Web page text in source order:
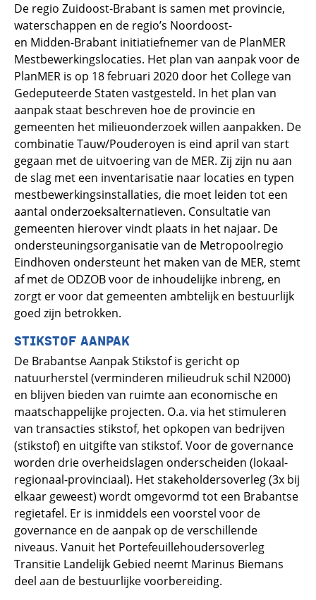
De regio Zuidoost-Brabant is samen met provincie,
waterschappen en de regio’s Noordoost-
en Midden-Brabant initiatiefnemer van de PlanMER
Mestbewerkingslocaties. Het plan van aanpak voor de
PlanMER is op 18 februari 2020 door het College van
Gedeputeerde Staten vastgesteld. In het plan van
aanpak staat beschreven hoe de provincie en
gemeenten het milieuonderzoek willen aanpakken. De
combinatie Tauw/Pouderoyen is eind april van start
gegaan met de uitvoering van de MER. Zij zijn nu aan
de slag met een inventarisatie naar locaties en typen
mestbewerkingsinstallaties, die moet leiden tot een
aantal onderzoeksalternatieven. Consultatie van
gemeenten hierover vindt plaats in het najaar. De
ondersteuningsorganisatie van de Metropoolregio
Eindhoven ondersteunt het maken van de MER, stemt
af met de ODZOB voor de inhoudelijke inbreng, en
zorgt er voor dat gemeenten ambtelijk en bestuurlijk
goed zijn betrokken.
STIKSTOF AANPAK
De Brabantse Aanpak Stikstof is gericht op
natuurherstel (verminderen milieudruk schil N2000)
en blijven bieden van ruimte aan economische en
maatschappelijke projecten. O.a. via het stimuleren
van transacties stikstof, het opkopen van bedrijven
(stikstof) en uitgifte van stikstof. Voor de governance
worden drie overheidslagen onderscheiden (lokaal-
regionaal-provinciaal). Het stakeholdersoverleg (3x bij
elkaar geweest) wordt omgevormd tot een Brabantse
regietafel. Er is inmiddels een voorstel voor de
governance en de aanpak op de verschillende
niveaus. Vanuit het Portefeuillehoudersoverleg
Transitie Landelijk Gebied neemt Marinus Biemans
deel aan de bestuurlijke voorbereiding.